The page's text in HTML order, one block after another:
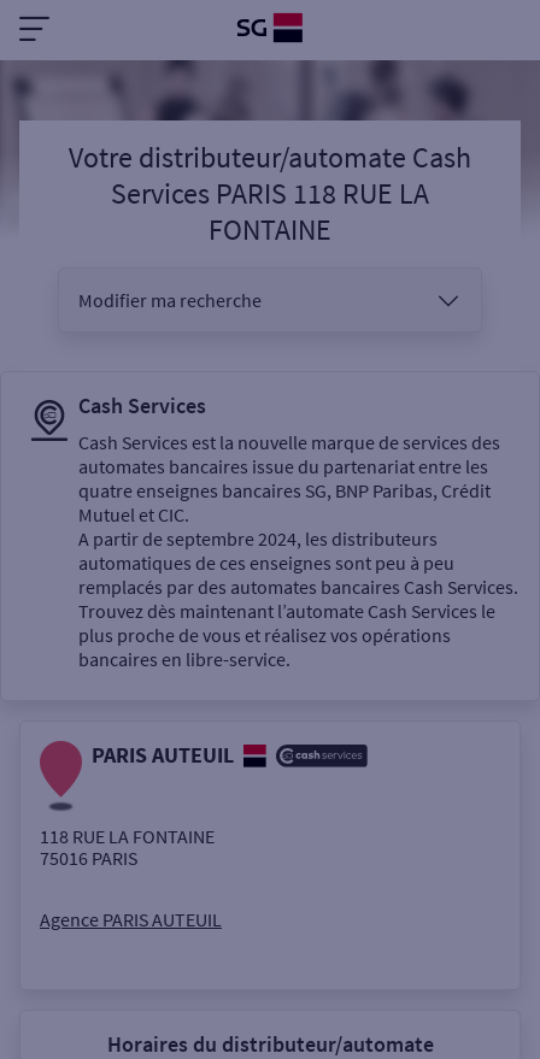
Votre distributeur/automate Cash
Services PARIS 118 RUE LA
FONTAINE
Modifier ma recherche
Sélectionnez votre recherche
Un service
Autour de moi
Cash Services
Cash Services est la nouvelle marque de services des
automates bancaires issue du partenariat entre les
quatre enseignes bancaires SG, BNP Paribas, Crédit
Mutuel et CIC.
A partir de septembre 2024, les distributeurs
automatiques de ces enseignes sont peu à peu
remplacés par des automates bancaires Cash Services.
Trouvez dès maintenant l’automate Cash Services le
plus proche de vous et réalisez vos opérations
bancaires en libre-service.
PARIS AUTEUIL
118 RUE LA FONTAINE
75016 PARIS
Agence PARIS AUTEUIL
Horaires du distributeur/automate